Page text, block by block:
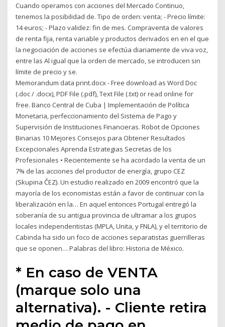
Cuando operamos con acciones del Mercado Continuo,
tenemos la posibilidad de. Tipo de orden: venta; - Precio límite:
14 euros; - Plazo validez: fin de mes. Compraventa de valores
de renta fija, renta variable y productos derivados en en el que
la negociación de acciones se efectúa diariamente de viva voz,
entre las Al igual que la orden de mercado, se introducen sin
límite de precio y se.
Memorandum data print.docx - Free download as Word Doc
(.doc / .docx), PDF File (.pdf), Text File (.txt) or read online for
free. Banco Central de Cuba | Implementación de Política
Monetaria, perfeccionamiento del Sistema de Pago y
Supervisión de Instituciones Financieras. Robot de Opciones
Binarias 10 Mejores Consejos para Obtener Resultados
Excepcionales Aprenda Estrategias Secretas de los
Profesionales • Recientemente se ha acordado la venta de un
7% de las acciones del productor de energía, grupo CEZ
(Skupina ČEZ). Un estudio realizado en 2009 encontró que la
mayoría de los economistas están a favor de continuar con la
liberalización en la… En aquel entonces Portugal entregó la
soberanía de su antigua provincia de ultramar a los grupos
locales independentistas (MPLA, Unita, y FNLA), y el territorio de
Cabinda ha sido un foco de acciones separatistas guerrilleras
que se oponen… Palabras del libro: Historia de México.
* En caso de VENTA
(marque solo una
alternativa). - Cliente retira